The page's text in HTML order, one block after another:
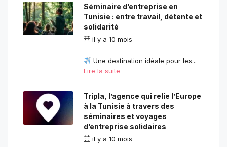
Séminaire d’entreprise en
Tunisie : entre travail, détente et
solidarité
il y a 10 mois
Une destination idéale pour les...
Lire la suite
Tripla, l’agence qui relie l’Europe
à la Tunisie à travers des
séminaires et voyages
d’entreprise solidaires
il y a 10 mois